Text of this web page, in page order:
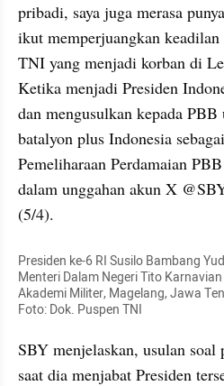
pribadi, saya juga merasa
ikut memperjuangkan
TNI yang menjadi korban di
Ketika menjadi Presiden
dan mengusulkan kepada
batalyon plus Indonesia
Pemeliharaan Perdamaian
dalam unggahan akun X
(5/4).
Presiden ke-6 RI Susilo Bambang
Menteri Dalam Negeri Tito
Akademi Militer, Magelang, Jawa
Foto: Dok. Puspen TNI
SBY menjelaskan, usulan
saat dia menjabat Presiden